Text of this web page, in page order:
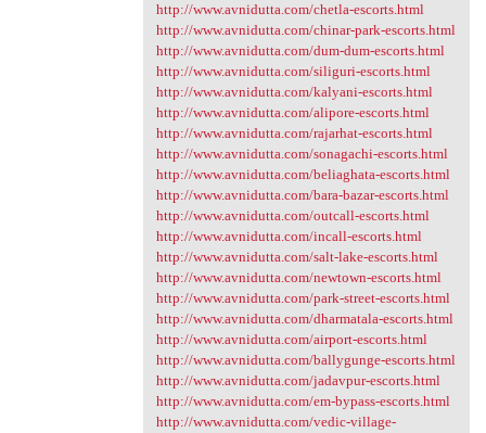
http://www.avnidutta.com/chetla-escorts.html
http://www.avnidutta.com/chinar-park-escorts.html
http://www.avnidutta.com/dum-dum-escorts.html
http://www.avnidutta.com/siliguri-escorts.html
http://www.avnidutta.com/kalyani-escorts.html
http://www.avnidutta.com/alipore-escorts.html
http://www.avnidutta.com/rajarhat-escorts.html
http://www.avnidutta.com/sonagachi-escorts.html
http://www.avnidutta.com/beliaghata-escorts.html
http://www.avnidutta.com/bara-bazar-escorts.html
http://www.avnidutta.com/outcall-escorts.html
http://www.avnidutta.com/incall-escorts.html
http://www.avnidutta.com/salt-lake-escorts.html
http://www.avnidutta.com/newtown-escorts.html
http://www.avnidutta.com/park-street-escorts.html
http://www.avnidutta.com/dharmatala-escorts.html
http://www.avnidutta.com/airport-escorts.html
http://www.avnidutta.com/ballygunge-escorts.html
http://www.avnidutta.com/jadavpur-escorts.html
http://www.avnidutta.com/em-bypass-escorts.html
http://www.avnidutta.com/vedic-village-